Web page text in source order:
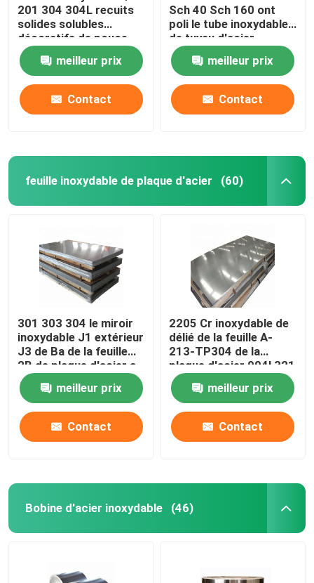
201 304 304L recuits
solides solubles
décoratifs de pouce
1/4" 1/8" de la
tuyauterie sifflent le
rond
meilleur prix
Contact
Sch 40 Sch 160 ont
poli le tube inoxydable
de tuyau d'acier
meilleur prix
Contact
feuille inoxydable de plaque d'acier (60)
301 303 304 le miroir
inoxydable J1 extérieur
J3 de Ba de la feuille
2B de plaque d'acier a
laminé à froid
meilleur prix
Contact
2205 Cr inoxydable de
délié de la feuille A-
213-TP304 de la
plaque d'acier 904l 321
316l
meilleur prix
Contact
Bobine d'acier inoxydable (46)